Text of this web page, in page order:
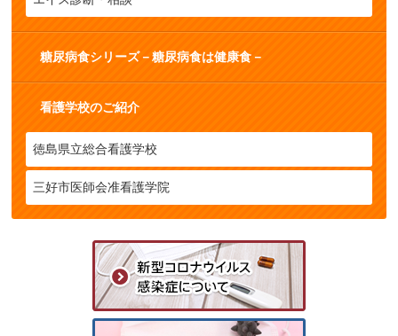
糖尿病食シリーズ－糖尿病食は健康食－
看護学校のご紹介
徳島県立総合看護学校
三好市医師会准看護学院